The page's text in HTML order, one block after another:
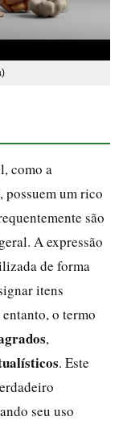
como a
possuem um rico
são
A expressão
de forma
itens
o termo
,
. Este
seu uso